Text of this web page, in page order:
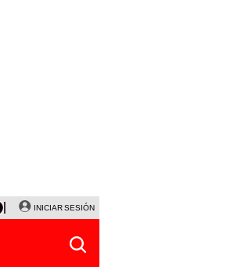
CORTE DE LUZ VIERNES 7 DE AGOSTO
INICIAR SESIÓN